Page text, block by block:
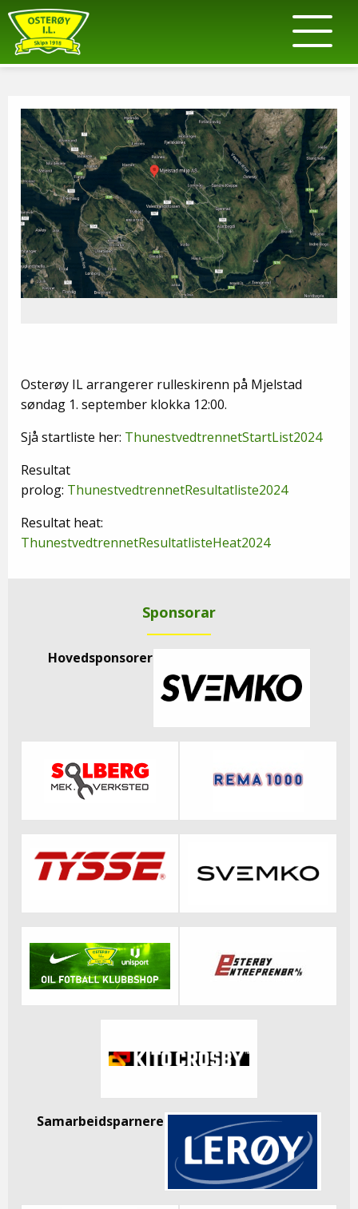
Osterøy IL arrangerer rulleskirenn på Mjelstad
søndag 1. september klokka 12:00.
Sjå startliste her: ThunestvedtrennetStartList2024
Resultat
prolog: ThunestvedtrennetResultatliste2024
Resultat heat:
ThunestvedtrennetResultatlisteHeat2024
Sponsorar
Hovedsponsorer
Samarbeidsparnere